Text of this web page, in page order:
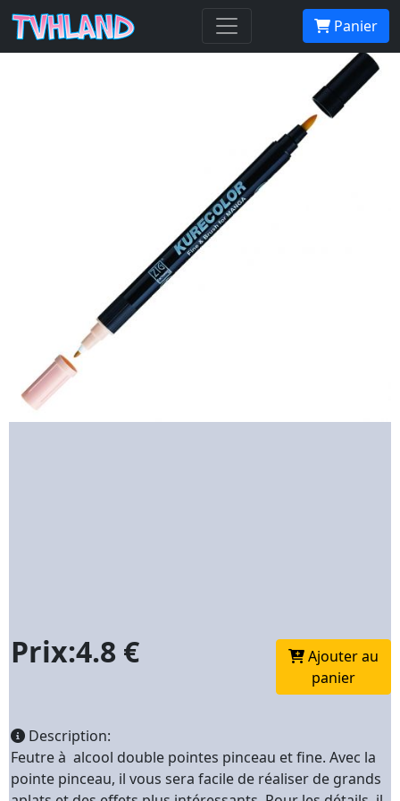
Panier
Kurecolor Manga - Gris Bleu 2 (825)
Prix:4.8 €
Ajouter au
panier
Description:
Feutre à alcool double pointes pinceau et fine. Avec la
pointe pinceau, il vous sera facile de réaliser de grands